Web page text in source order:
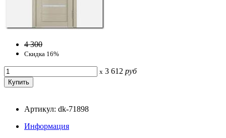
4 300
Скидка 16%
x 3 612 руб
Артикул: dk-71898
Информация